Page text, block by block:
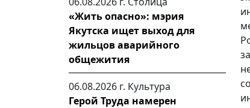
«Жить опасно»: мэрия
Якутска ищет выход для
жильцов аварийного
общежития
06.08.2026 г. Культура
Герой Труда намерен